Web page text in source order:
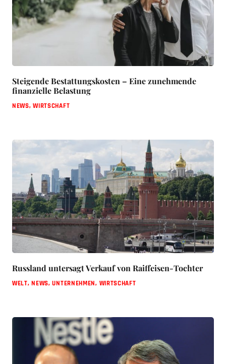
Steigende Bestattungskosten – Eine zunehmende
finanzielle Belastung
NEWS,WIRTSCHAFT
Russland untersagt Verkauf von Raiffeisen-Tochter
WELT,NEWS,UNTERNEHMEN, WIRTSCHAFT